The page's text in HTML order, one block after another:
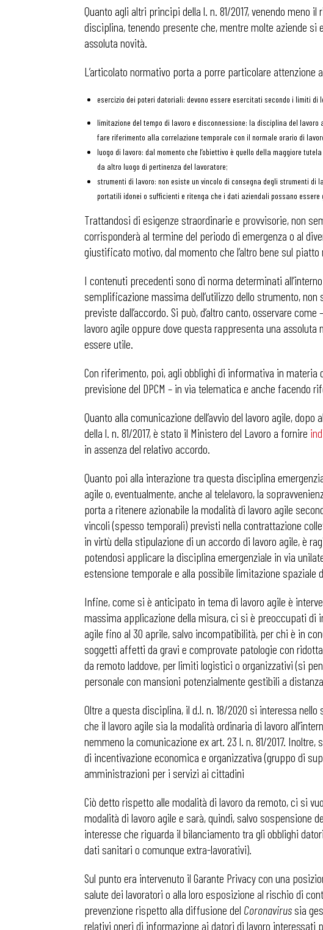
Articoli
Osservatori
Eventi
Chi Siamo
Quanto agli altri principi della l. n. 81/2017, venendo
disciplina, tenendo presente che, mentre molte aziende
assoluta novità.
L’articolato normativo porta a porre particolare attenzione
esercizio dei poteri datoriali: devono essere esercitati secondo i limiti
limitazione del tempo di lavoro e disconnessione: la disciplina del
fare riferimento alla correlazione temporale con il normale orario di
luogo di lavoro: dal momento che l’obiettivo è quello della maggiore
da altro luogo di pertinenza del lavoratore;
strumenti di lavoro: non esiste un vincolo di consegna degli strumenti di
portatili idonei o sufficienti e ritenga che i dati aziendali possano
Trattandosi di esigenze straordinarie e provvisorie, non
corrisponderà al termine del periodo di emergenza o al
giustificato motivo, dal momento che l’altro bene sul
I contenuti precedenti sono di norma determinati
semplificazione massima dell’utilizzo dello strumento,
previste dall’accordo. Si può, d’altro canto, osservare
lavoro agile oppure dove questa rappresenta una
essere utile.
Con riferimento, poi, agli obblighi di informativa in materia
previsione del DPCM – in via telematica e anche facendo
Quanto alla comunicazione dell’avvio del lavoro agile,
della l. n. 81/2017, è stato il Ministero del Lavoro a fornire
in assenza del relativo accordo.
Quanto poi alla interazione tra questa disciplina
agile o, eventualmente, anche al telelavoro, la
porta a ritenere azionabile la modalità di lavoro agile
vincoli (spesso temporali) previsti nella contrattazione
in virtù della stipulazione di un accordo di lavoro agile, è
potendosi applicare la disciplina emergenziale in via
estensione temporale e alla possibile limitazione spaziale
Infine, come si è anticipato in tema di lavoro agile è
massima applicazione della misura, ci si è preoccupati
agile fino al 30 aprile, salvo incompatibilità, per chi è in
soggetti affetti da gravi e comprovate patologie con
da remoto laddove, per limiti logistici o organizzativi (si
personale con mansioni potenzialmente gestibili a
Oltre a questa disciplina, il d.l. n. 18/2020 si interessa
che il lavoro agile sia la modalità ordinaria di lavoro
nemmeno la comunicazione ex art. 23 l. n. 81/2017.
di incentivazione economica e organizzativa (gruppo di
amministrazioni per i servizi ai cittadini
Ciò detto rispetto alle modalità di lavoro da remoto, ci si
modalità di lavoro agile e sarà, quindi, salvo sospensione
interesse che riguarda il bilanciamento tra gli obblighi
dati sanitari o comunque extra-lavorativi).
Sul punto era intervenuto il Garante Privacy con una
salute dei lavoratori o alla loro esposizione al rischio di
prevenzione rispetto alla diffusione del Coronavirus sia
relativi oneri di informazione ai datori di lavoro